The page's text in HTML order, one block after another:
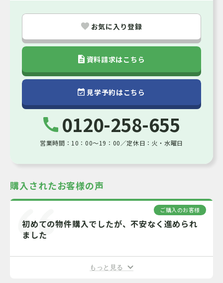
修繕積立金 16,340円
管理形態 全部委託・通勤方式
能＞ ◆「武里駅」徒歩10分 ◆南東角部屋につ
カメラ完備でお子さまやシニアも安心です！
200ｍ/武里中学校860ｍ ＜家具付フルリフォー
ム物件＞(2022年12月完了) （家具）ダイニン
グセット(4人用)/ソファー/ラグ/ローテーブ
ル/TVボード(詳細は担当まで) （リフォーム内
容）食洗機付システムキッチン/追炊機能付ユ
ニットバス/洗面化粧台/ウォシュレットトイ
情報公開日：2026-08-08 次回更新日：2026-08-23 取引有効期限：2026-
08-11
お気に入り登録
資料請求はこちら
見学予約はこちら
0120-258-655
営業時間：10：00～19：00／定休日：火・水曜日
購入されたお客様の声
ご購入のお客様
初めての物件購入でしたが、不安なく進められ
ました
もっと見る